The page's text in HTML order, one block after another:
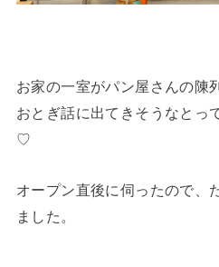
お家の一室がパン屋さんの陳
おとぎ話に出てきそうなとっ
♡
オープン直後に伺ったので、
ました。